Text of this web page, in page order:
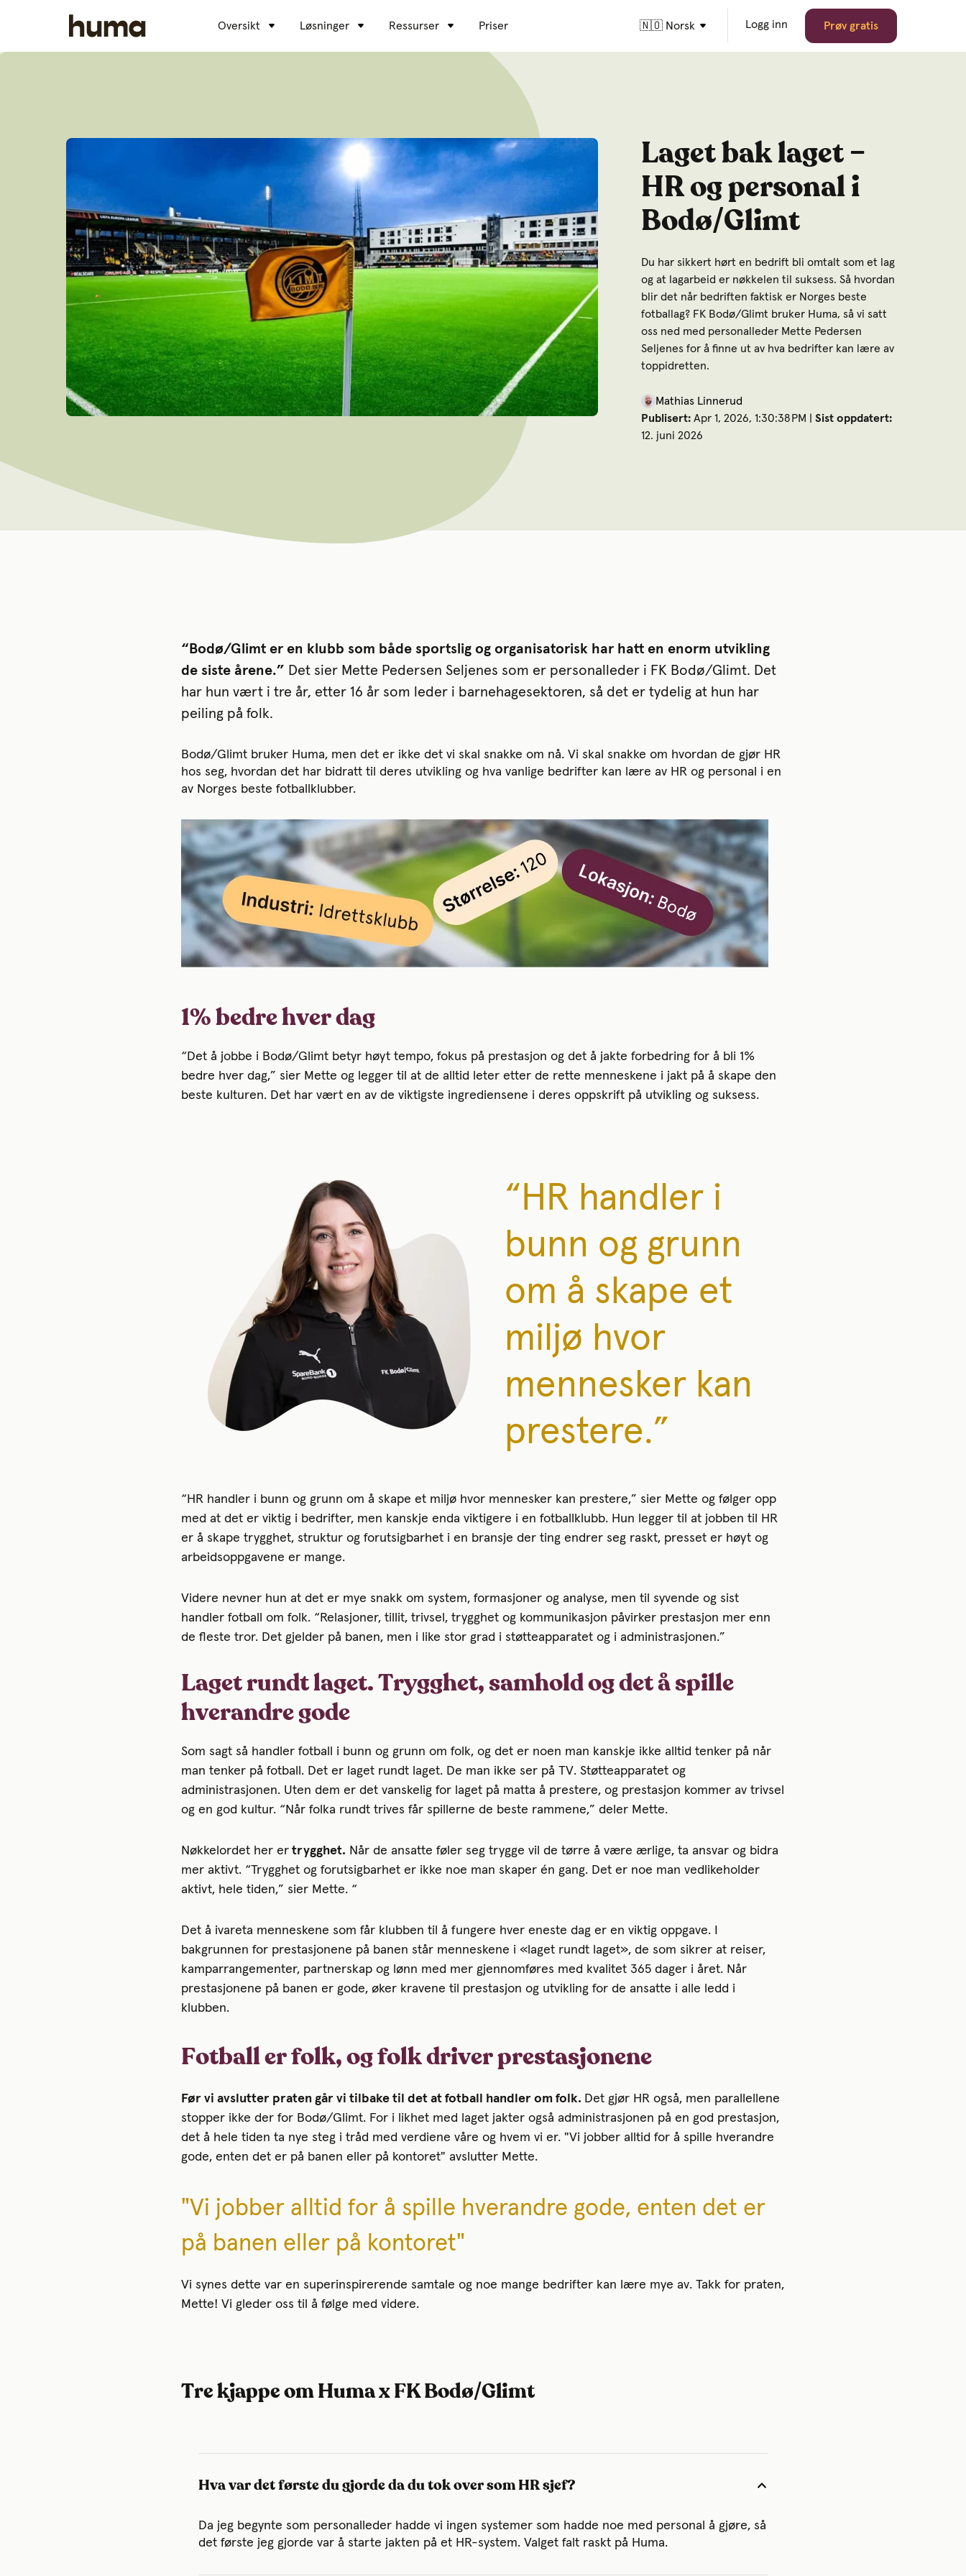
Oversikt Løsninger Ressurser Priser 🇳🇴 Norsk Logg inn Prøv gratis
Laget bak laget –
HR og personal i
Bodø/Glimt
Du har sikkert hørt en bedrift bli omtalt som et lag
og at lagarbeid er nøkkelen til suksess. Så hvordan
blir det når bedriften faktisk er Norges beste
fotballag? FK Bodø/Glimt bruker Huma, så vi satt
oss ned med personalleder Mette Pedersen
Seljenes for å finne ut av hva bedrifter kan lære av
toppidretten.
Mathias Linnerud
Publisert: Apr 1, 2026, 1:30:38 PM | Sist oppdatert:
12. juni 2026
“Bodø/Glimt er en klubb som både sportslig og organisatorisk har hatt en enorm utvikling
de siste årene.” Det sier Mette Pedersen Seljenes som er personalleder i FK Bodø/Glimt. Det
har hun vært i tre år, etter 16 år som leder i barnehagesektoren, så det er tydelig at hun har
peiling på folk.
Bodø/Glimt bruker Huma, men det er ikke det vi skal snakke om nå. Vi skal snakke om hvordan de gjør HR
hos seg, hvordan det har bidratt til deres utvikling og hva vanlige bedrifter kan lære av HR og personal i en
av Norges beste fotballklubber.
1% bedre hver dag
“Det å jobbe i Bodø/Glimt betyr høyt tempo, fokus på prestasjon og det å jakte forbedring for å bli 1%
bedre hver dag,” sier Mette og legger til at de alltid leter etter de rette menneskene i jakt på å skape den
beste kulturen. Det har vært en av de viktigste ingrediensene i deres oppskrift på utvikling og suksess.
“HR handler i
bunn og grunn
om å skape et
miljø hvor
mennesker kan
prestere.”
“HR handler i bunn og grunn om å skape et miljø hvor mennesker kan prestere,” sier Mette og følger opp
med at det er viktig i bedrifter, men kanskje enda viktigere i en fotballklubb. Hun legger til at jobben til HR
er å skape trygghet, struktur og forutsigbarhet i en bransje der ting endrer seg raskt, presset er høyt og
arbeidsoppgavene er mange.
Videre nevner hun at det er mye snakk om system, formasjoner og analyse, men til syvende og sist
handler fotball om folk. “Relasjoner, tillit, trivsel, trygghet og kommunikasjon påvirker prestasjon mer enn
de fleste tror. Det gjelder på banen, men i like stor grad i støtteapparatet og i administrasjonen.”
Laget rundt laget. Trygghet, samhold og det å spille
hverandre gode
Som sagt så handler fotball i bunn og grunn om folk, og det er noen man kanskje ikke alltid tenker på når
man tenker på fotball. Det er laget rundt laget. De man ikke ser på TV. Støtteapparatet og
administrasjonen. Uten dem er det vanskelig for laget på matta å prestere, og prestasjon kommer av trivsel
og en god kultur. “Når folka rundt trives får spillerne de beste rammene,” deler Mette.
Nøkkelordet her er trygghet. Når de ansatte føler seg trygge vil de tørre å være ærlige, ta ansvar og bidra
mer aktivt. “Trygghet og forutsigbarhet er ikke noe man skaper én gang. Det er noe man vedlikeholder
aktivt, hele tiden,” sier Mette. “
Det å ivareta menneskene som får klubben til å fungere hver eneste dag er en viktig oppgave. I
bakgrunnen for prestasjonene på banen står menneskene i «laget rundt laget», de som sikrer at reiser,
kamparrangementer, partnerskap og lønn med mer gjennomføres med kvalitet 365 dager i året. Når
prestasjonene på banen er gode, øker kravene til prestasjon og utvikling for de ansatte i alle ledd i
klubben.
Fotball er folk, og folk driver prestasjonene
Før vi avslutter praten går vi tilbake til det at fotball handler om folk. Det gjør HR også, men parallellene
stopper ikke der for Bodø/Glimt. For i likhet med laget jakter også administrasjonen på en god prestasjon,
det å hele tiden ta nye steg i tråd med verdiene våre og hvem vi er. "Vi jobber alltid for å spille hverandre
gode, enten det er på banen eller på kontoret" avslutter Mette.
"Vi jobber alltid for å spille hverandre gode, enten det er
på banen eller på kontoret"
Vi synes dette var en superinspirerende samtale og noe mange bedrifter kan lære mye av. Takk for praten,
Mette! Vi gleder oss til å følge med videre.
Tre kjappe om Huma x FK Bodø/Glimt
Hva var det første du gjorde da du tok over som HR sjef?
Da jeg begynte som personalleder hadde vi ingen systemer som hadde noe med personal å gjøre, så
det første jeg gjorde var å starte jakten på et HR-system. Valget falt raskt på Huma.